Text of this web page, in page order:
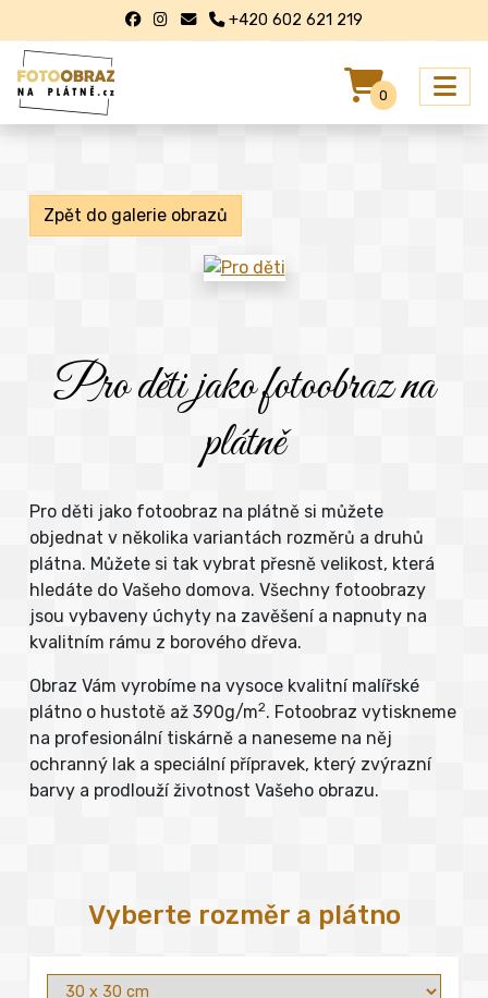
+420 602 621 219
0
Zpět do galerie obrazů
Pro děti jako fotoobraz na
plátně
Pro děti jako fotoobraz na plátně si můžete
objednat v několika variantách rozměrů a druhů
plátna. Můžete si tak vybrat přesně velikost, která
hledáte do Vašeho domova. Všechny fotoobrazy
jsou vybaveny úchyty na zavěšení a napnuty na
kvalitním rámu z borového dřeva.
Obraz Vám vyrobíme na vysoce kvalitní malířské
plátno o hustotě až 390g/m2. Fotoobraz vytiskneme
na profesionální tiskárně a naneseme na něj
ochranný lak a speciální přípravek, který zvýrazní
barvy a prodlouží životnost Vašeho obrazu.
Vyberte rozměr a plátno